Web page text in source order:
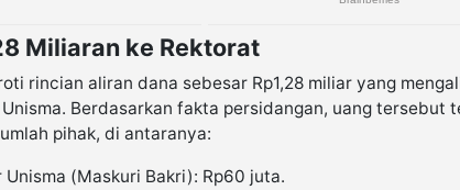
Miliaran ke Rektorat
rincian aliran dana sebesar Rp1,28 miliar yang
Berdasarkan fakta persidangan, uang tersebut
pihak, di antaranya:
Unisma (Maskuri Bakri): Rp60 juta.